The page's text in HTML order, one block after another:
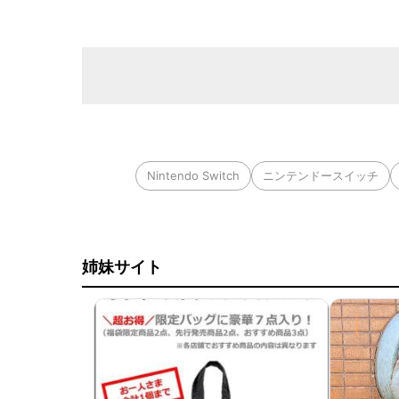
Nintendo Switch ニンテンドースイッチ
姉妹サイト